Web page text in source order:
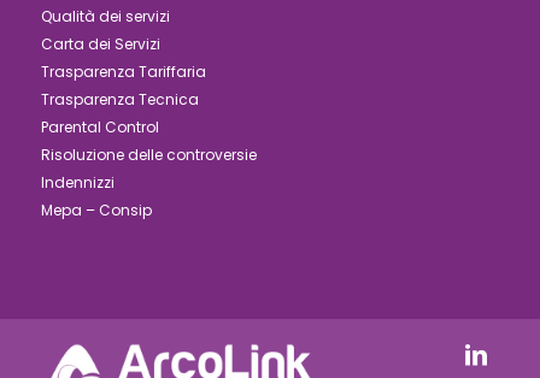
Qualità dei servizi
Carta dei Servizi
Trasparenza Tariffaria
Trasparenza Tecnica
Parental Control
Risoluzione delle controversie
Indennizzi
Mepa – Consip